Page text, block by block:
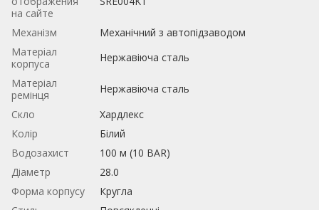
на сайте
Механізм
Механічний з автопідзаводом
Матеріал
корпуса
Нержавіюча сталь
Матеріал
ремінця
Нержавіюча сталь
Скло
Хардлекс
Колір
Білий
Водозахист
100 м (10 BAR)
Діаметр
28.0
Форма корпусу
Кругла